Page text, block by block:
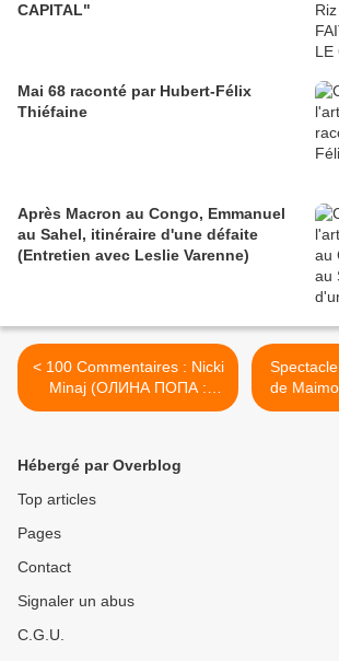
CAPITAL"
Mai 68 raconté par Hubert-Félix
Thiéfaine
Après Macron au Congo, Emmanuel
au Sahel, itinéraire d'une défaite
(Entretien avec Leslie Varenne)
< 100 Commentaires : Nicki
Minaj (ОЛИНА ПОПА :
NINTENDO)
de
Hébergé par Overblog
Top articles
Pages
Contact
Signaler un abus
C.G.U.